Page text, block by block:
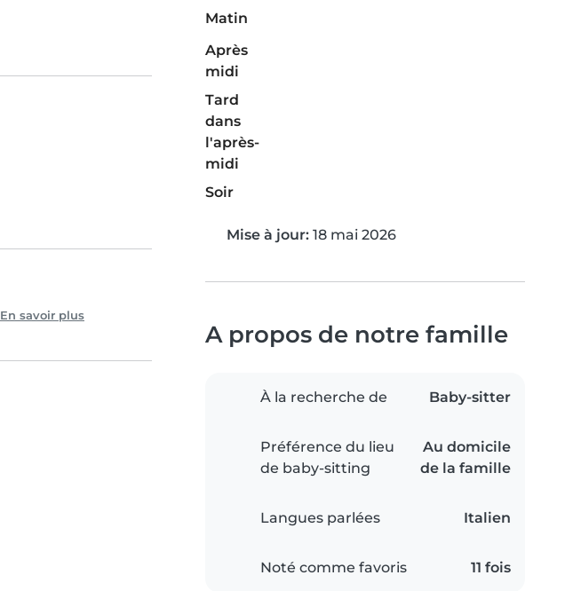
En savoir plus
Matin
Après
midi
Tard
dans
l'après-
midi
Soir
Mise à jour: 18 mai 2026
A propos de notre famille
À la recherche de Baby-sitter
Préférence du lieu
de baby-sitting
Au domicile
de la famille
Langues parlées Italien
Noté comme favoris 11 fois